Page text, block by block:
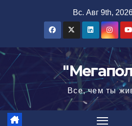
Вс. Авг 9th,
Все, чем ты